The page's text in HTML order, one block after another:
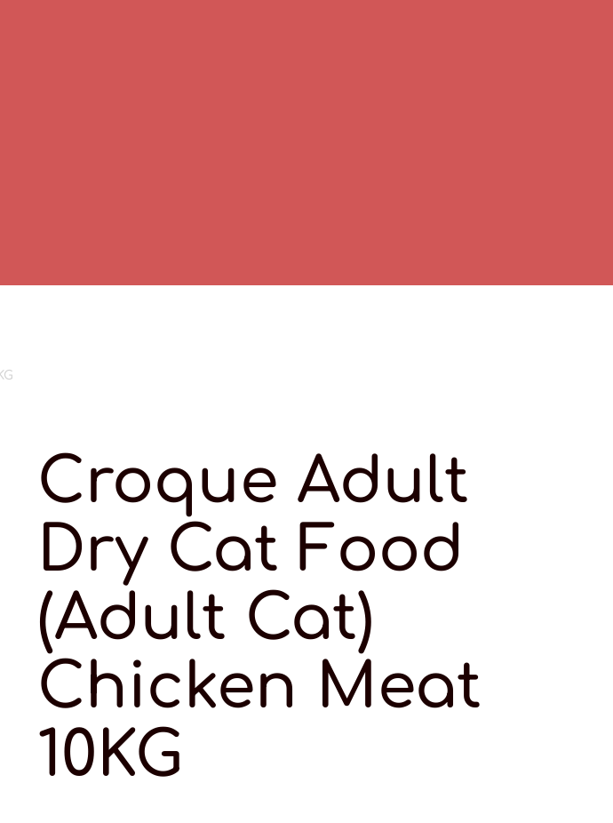
Croque Adult
Dry Cat Food
(Adult Cat)
Chicken Meat
10KG